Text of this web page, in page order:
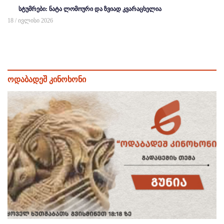
სტუმრები: ნატა ლომოური და ზვიად კვარაცხელია
18 / ივლისი 2026
ოდაბადეშ კინოხონი